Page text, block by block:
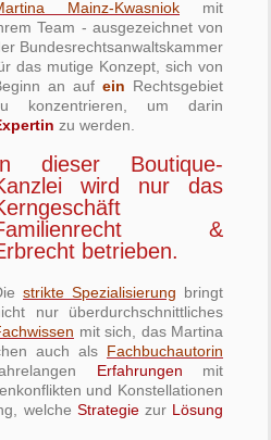
Mainz-Kwasniok mit
Team - ausgezeichnet von
Bundesrechtsanwaltskammer
das mutige Konzept, sich von
an auf ein Rechtsgebiet
konzentrieren, um darin
zu werden.
dieser Boutique-
wird nur das
&
betrieben.
strikte Spezialisierung bringt
nur überdurchschnittliches
mit sich, das Martina
auch als Fachbuchautorin
Erfahrungen mit
und Konstellationen
welche Strategiezur Lösung